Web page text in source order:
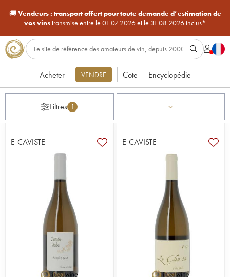
🚚Vendeurs : transport offert pour toute demande d’estimation de
vos vinstransmise entre le 01.07.2026 et le 31.08.2026 inclus*
Acheter VENDRE Cote Encyclopédie
Filtres 1
E-CAVISTE E-CAVISTE